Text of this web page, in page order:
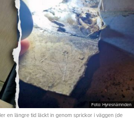
Foto: Hyresnämnden
en längre tid läckt in genom sprickor i väggen (de